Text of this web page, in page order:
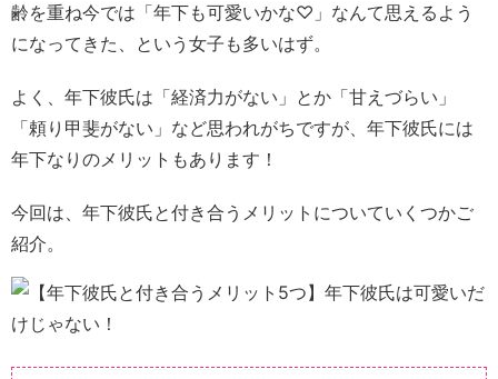
齢を重ね今では「年下も可愛いかな♡」なんて思えるよう
になってきた、という女子も多いはず。
よく、年下彼氏は「経済力がない」とか「甘えづらい」
「頼り甲斐がない」など思われがちですが、年下彼氏には
年下なりのメリットもあります！
今回は、年下彼氏と付き合うメリットについていくつかご
紹介。